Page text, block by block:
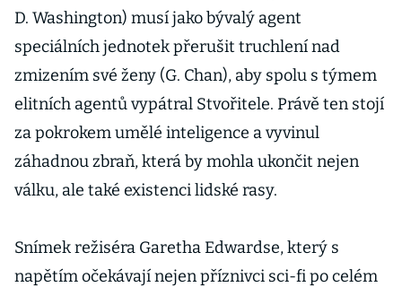
D. Washington) musí jako bývalý agent
speciálních jednotek přerušit truchlení nad
zmizením své ženy (G. Chan), aby spolu s týmem
elitních agentů vypátral Stvořitele. Právě ten stojí
za pokrokem umělé inteligence a vyvinul
záhadnou zbraň, která by mohla ukončit nejen
válku, ale také existenci lidské rasy.
Snímek režiséra Garetha Edwardse, který s
napětím očekávají nejen příznivci sci-fi po celém